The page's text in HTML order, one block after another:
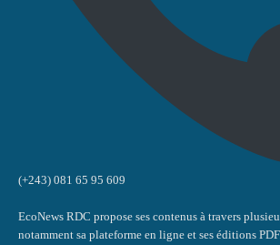
(+243) 081 65 95 609
EcoNews RDC propose ses contenus à travers
notamment sa plateforme en ligne et ses éditions